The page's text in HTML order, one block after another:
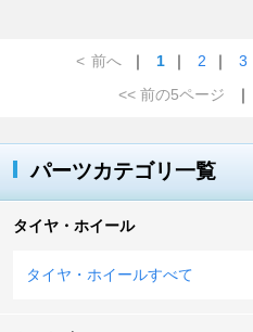
< 前へ ｜ 1 ｜ 2 ｜ 3
<< 前の5ページ
｜
パーツカテゴリ一覧
タイヤ・ホイール
タイヤ・ホイールすべて